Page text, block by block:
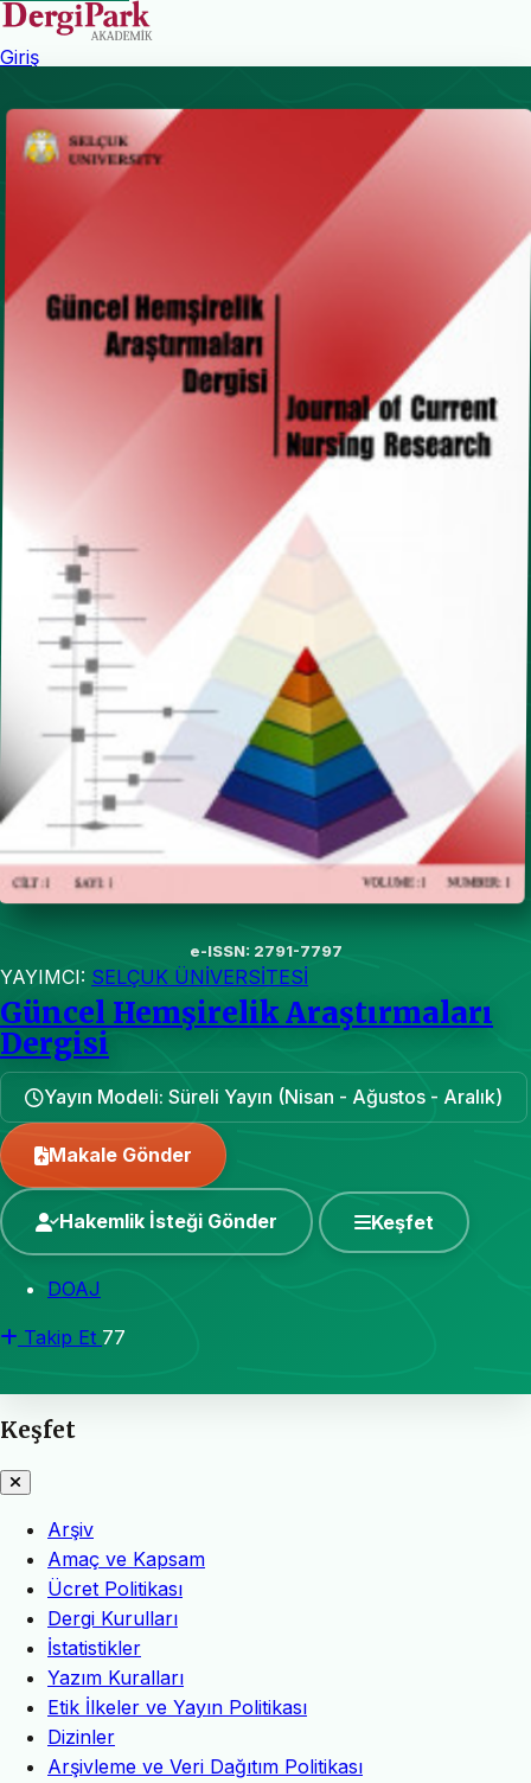
Giriş
e-ISSN: 2791-7797
YAYIMCI: SELÇUK ÜNİVERSİTESİ
Güncel Hemşirelik Araştırmaları
Dergisi
Yayın Modeli: Süreli Yayın (Nisan - Ağustos - Aralık)
Makale Gönder
Hakemlik İsteği Gönder Keşfet
DOAJ
Takip Et 77
Keşfet
Arşiv
Amaç ve Kapsam
Ücret Politikası
Dergi Kurulları
İstatistikler
Yazım Kuralları
Etik İlkeler ve Yayın Politikası
Dizinler
Arşivleme ve Veri Dağıtım Politikası